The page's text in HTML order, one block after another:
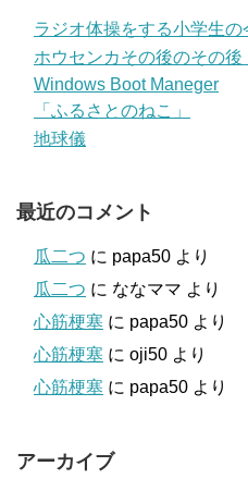
ラジオ体操をする小学生の
ホウセンカその後のその
Windows Boot Maneger
「ふるさとのねこ」
地球儀
最近のコメント
瓜二つ に papa50 より
瓜二つ に ななママ より
心筋梗塞 に papa50 より
心筋梗塞 に oji50 より
心筋梗塞 に papa50 より
アーカイブ